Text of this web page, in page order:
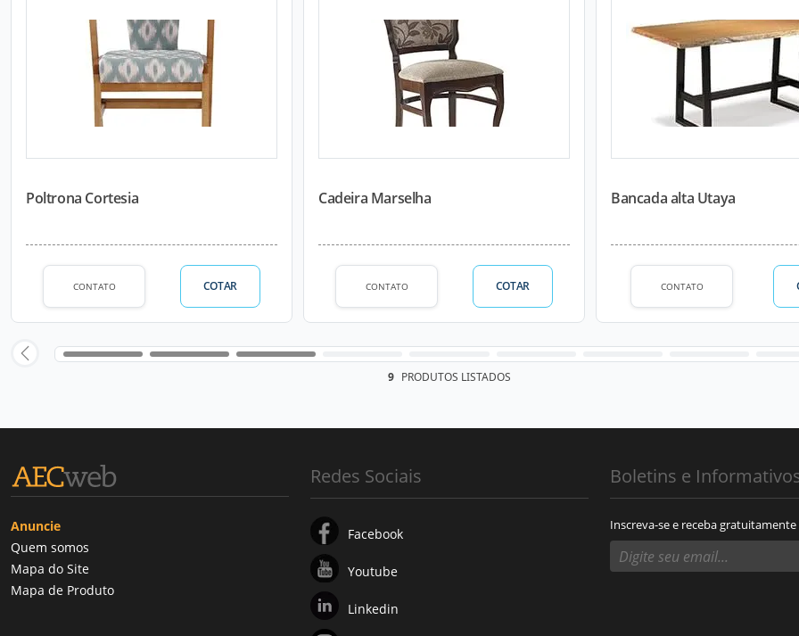
Poltrona Cortesia
CONTATO COTAR
Cadeira Marselha
CONTATO COTAR
Bancada alta Utaya
CONTATO
9 PRODUTOS LISTADOS
Anuncie
Quem somos
Mapa do Site
Mapa de Produto
Redes Sociais
Facebook
Youtube
Linkedin
Boletins e
Inscreva-se e receba gratuitamente